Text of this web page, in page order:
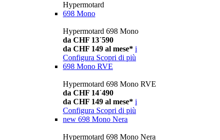
Hypermotard
698 Mono
Hypermotard 698 Mono
da CHF 13´590
da CHF 149 al mese* i
Configura Scopri di più
698 Mono RVE
Hypermotard 698 Mono RVE
da CHF 14´490
da CHF 149 al mese* i
Configura Scopri di più
new 698 Mono Nera
Hypermotard 698 Mono Nera